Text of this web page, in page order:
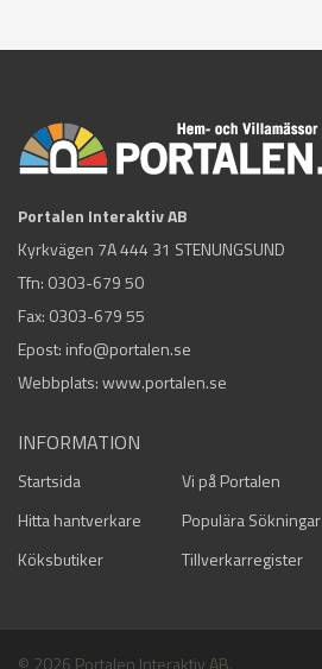
Portalen Interaktiv AB
Kyrkvägen 7A 444 31 STENUNGSUND
Tfn: 0303-679 50
Fax: 0303-679 55
Epost: info@portalen.se
Webbplats: www.portalen.se
INFORMATION
Startsida Vi på Portalen
Hitta hantverkare
Populära Sökningar
Köksbutiker
Tillverkarregister